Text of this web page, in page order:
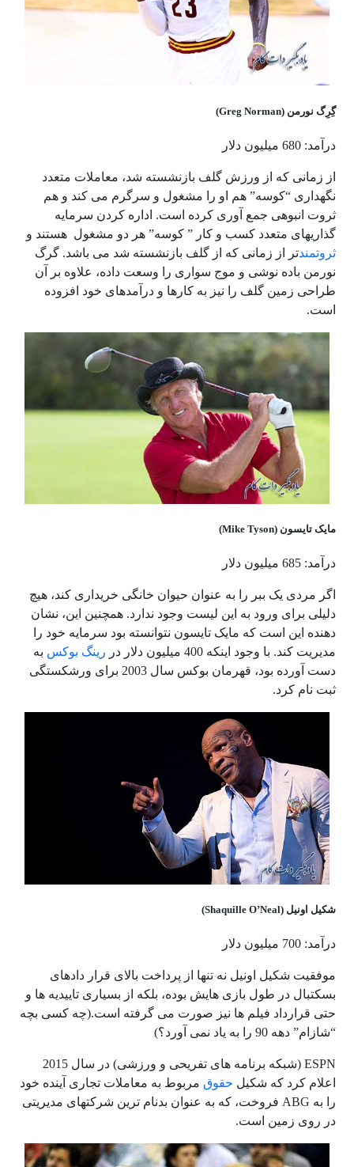
گِرِگ نورمن (Greg Norman)
درآمد: 680 میلیون دلار
از زمانی که از ورزش گلف بازنشسته شد، معاملات متعدد
نگهداری “کوسه” هم او را مشغول و سرگرم می کند و هم
ثروت انبوهی جمع آوری کرده است. اداره کردن سرمایه
گذاریهای متعدد کسب و کار ” کوسه” هر دو مشغول هستند و
ثروتمندتر از زمانی که از گلف بازنشسته شد می باشد. گرگ
نورمن باده نوشی و موج سواری را وسعت داده، علاوه بر آن
طراحی زمین گلف را نیز به کارها و درآمدهای خود افزوده
است.
مایک تایسون (Mike Tyson)
درآمد: 685 میلیون دلار
اگر مردی یک ببر را به عنوان حیوان خانگی خریداری کند، هیچ
دلیلی برای ورود به این لیست وجود ندارد. همچنین این، نشان
دهنده این است که مایک تایسون نتوانسته بود سرمایه خود را
مدیریت کند. با وجود اینکه 400 میلیون دلار در
رینگ بوکس به
دست آورده بود، قهرمان بوکس سال 2003 برای ورشکستگی
ثبت نام کرد.
شکیل اونیل (Shaquille O’Neal)
درآمد: 700 میلیون دلار
موفقیت شکیل اونیل نه تنها از پرداخت بالای قرار دادهای
بسکتبال در طول بازی هایش بوده، بلکه از بسیاری تاییدیه ها و
حتی قرارداد فیلم ها نیز صورت می گرفته است.(چه کسی بچه
“شازام” دهه 90 را به یاد نمی آورد؟)
ESPN (شبکه برنامه های تفریحی و ورزشی) در سال 2015
اعلام کرد که شکیل حقوقمربوط به معاملات تجاری آینده خود
را به ABG فروخت، که به عنوان بدنام ترین شرکتهای مدیریتی
در روی زمین است.